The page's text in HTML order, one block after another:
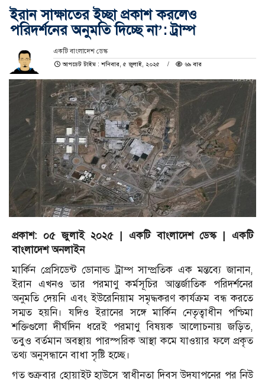
ইরান সাক্ষাতের ইচ্ছা প্রকাশ করলেও
পরিদর্শনের অনুমতি দিচ্ছে না’: ট্রাম্প
একটি বাংলাদেশ ডেস্ক
আপডেট টাইম : শনিবার, ৫ জুলাই, ২০২৫
৬৯ বার
প্রকাশ: ০৫ জুলাই ২০২৫ | একটি বাংলাদেশ ডেস্ক | একটি
বাংলাদেশ অনলাইন
মার্কিন প্রেসিডেন্ট ডোনাল্ড ট্রাম্প সাম্প্রতিক এক মন্তব্যে জানান,
ইরান এখনও তার পরমাণু কর্মসূচির আন্তর্জাতিক পরিদর্শনের
অনুমতি দেয়নি এবং ইউরেনিয়াম সমৃদ্ধকরণ কার্যক্রম বন্ধ করতে
সম্মত হয়নি। যদিও ইরানের সঙ্গে মার্কিন নেতৃত্বাধীন পশ্চিমা
শক্তিগুলো দীর্ঘদিন ধরেই পরমাণু বিষয়ক আলোচনায় জড়িত,
তবুও বর্তমান অবস্থায় পারস্পরিক আস্থা কমে যাওয়ার ফলে প্রকৃত
তথ্য অনুসন্ধানে বাধা সৃষ্টি হচ্ছে।
গত শুক্রবার হোয়াইট হাউসে স্বাধীনতা দিবস উদযাপনের পর নিউ